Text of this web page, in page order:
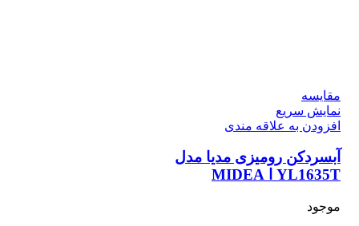
مقايسه
نمایش سریع
افزودن به علاقه مندی
آبسردکن رومیزی مدیا مدل
YL1635T ا MIDEA
موجود